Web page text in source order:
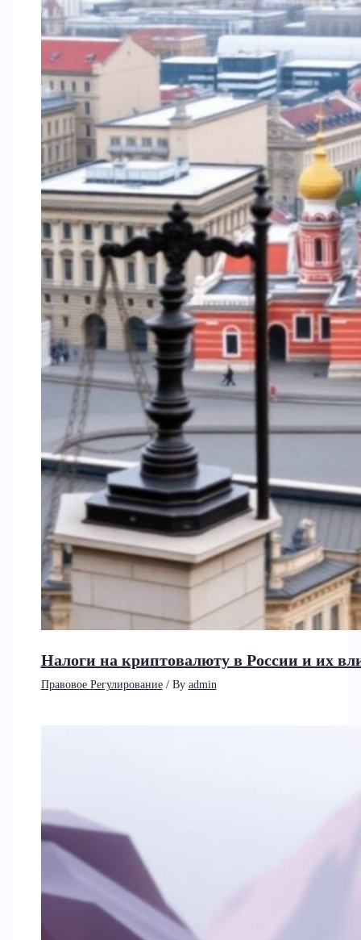
Налоги на криптовалюту в России и их
Правовое Регулирование/ By admin